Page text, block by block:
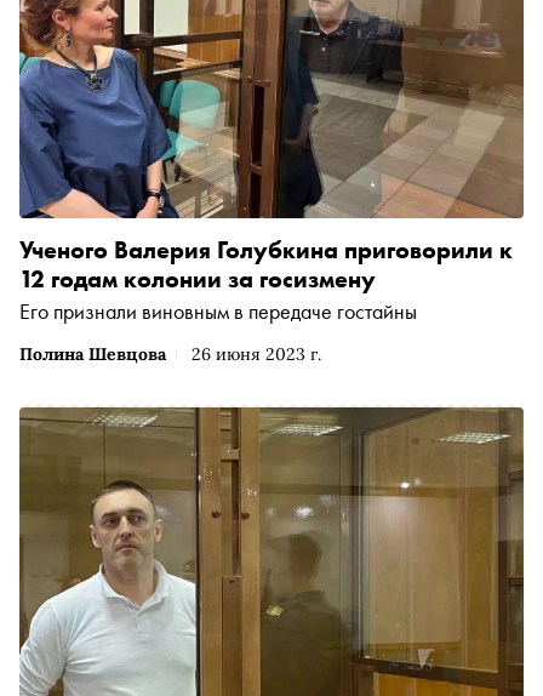
Полина Шевцова 26 июня 2023 г.
Ученого Валерия Голубкина приговорили к
12 годам колонии за госизмену
Его признали виновным в передаче гостайны